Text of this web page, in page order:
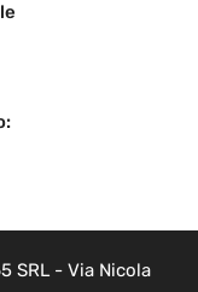
SRL - Via Nicola